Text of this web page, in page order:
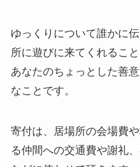
ゆっくりについて誰かに
所に遊びに来てくれるこ
あなたのちょっとした善
なことです。
寄付は、居場所の会場費
る仲間への交通費や謝礼